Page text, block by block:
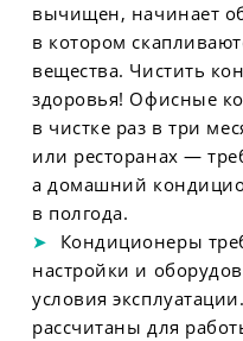
вычищен, начинает
в котором
вещества. Чистить
здоровья! Офисные
в чистке раз в три
или ресторанах —
а домашний
в полгода.
Кондиционеры
настройки и
условия
рассчитаны для